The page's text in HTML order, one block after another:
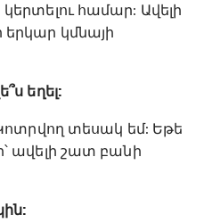
համար: Ավելի
կմնայի
եղել:
տեսակ եմ: Եթե
ավելի շատ բանի